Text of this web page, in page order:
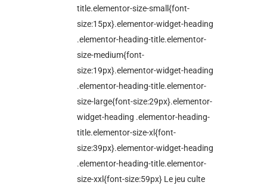
title.elementor-size-small{font-
size:15px}.elementor-widget-heading
.elementor-heading-title.elementor-
size-medium{font-
size:19px}.elementor-widget-heading
.elementor-heading-title.elementor-
size-large{font-size:29px}.elementor-
widget-heading .elementor-heading-
title.elementor-size-xl{font-
size:39px}.elementor-widget-heading
.elementor-heading-title.elementor-
size-xxl{font-size:59px} Le jeu culte